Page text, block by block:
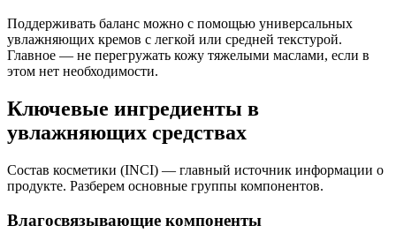
Поддерживать баланс можно с помощью универсальных
увлажняющих кремов с легкой или средней текстурой.
Главное — не перегружать кожу тяжелыми маслами, если в
этом нет необходимости.
Ключевые ингредиенты в
увлажняющих средствах
Состав косметики (INCI) — главный источник информации о
продукте. Разберем основные группы компонентов.
Влагосвязывающие компоненты